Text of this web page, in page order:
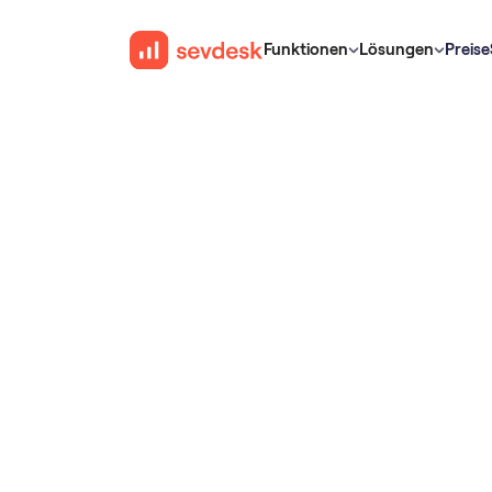
Funktionen Lösungen Preise